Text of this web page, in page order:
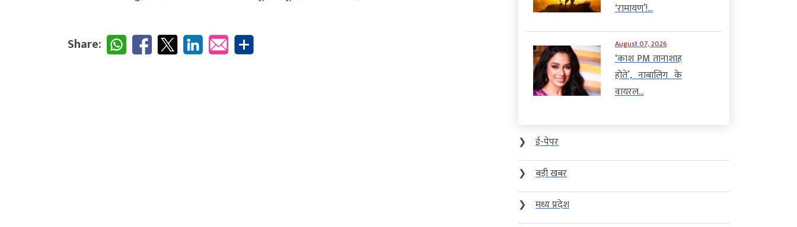
Share:
‘रामायण’!...
August 07, 2026
‘काश PM तानाशाह
होते’, नाबालिग के
वायरल...
❯
ई-पेपर
❯
बड़ी खबर
❯
मध्य प्रदेश